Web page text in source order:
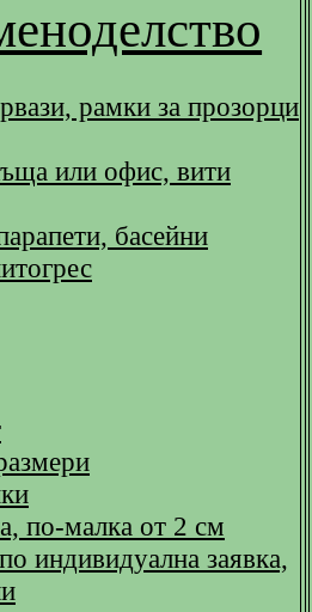
рамки за прозорци
или офис, вити
басейни
по-малка от 2 см
индивидуална заявка,